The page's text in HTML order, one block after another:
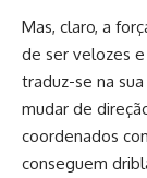
Mas, claro, a
de ser velozes
traduz-se na
mudar de
coordenados
conseguem